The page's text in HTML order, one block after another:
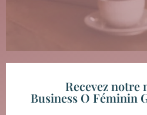
Recevez notre
Business O Féminin